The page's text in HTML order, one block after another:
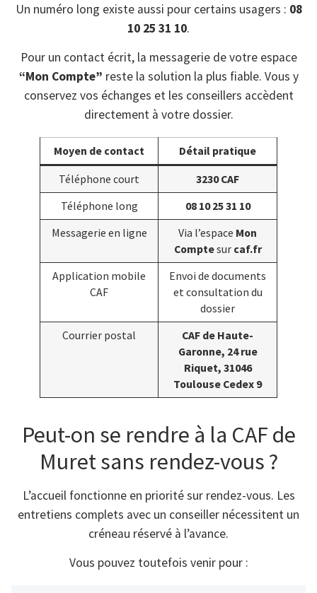
Un numéro long existe aussi pour certains usagers : 08
10 25 31 10.
Pour un contact écrit, la messagerie de votre espace
“Mon Compte” reste la solution la plus fiable. Vous y
conservez vos échanges et les conseillers accèdent
directement à votre dossier.
Moyen de contact
Détail pratique
Téléphone court
3230 CAF
Téléphone long
08 10 25 31 10
Messagerie en ligne
Via l’espace Mon
Comptesur caf.fr
Application mobile
CAF
Envoi de documents
et consultation du
dossier
Courrier postal
CAF de Haute-
Garonne, 24 rue
Riquet, 31046
Toulouse Cedex 9
Peut-on se rendre à la CAF de
Muret sans rendez-vous ?
L’accueil fonctionne en priorité sur rendez-vous. Les
entretiens complets avec un conseiller nécessitent un
créneau réservé à l’avance.
Vous pouvez toutefois venir pour :